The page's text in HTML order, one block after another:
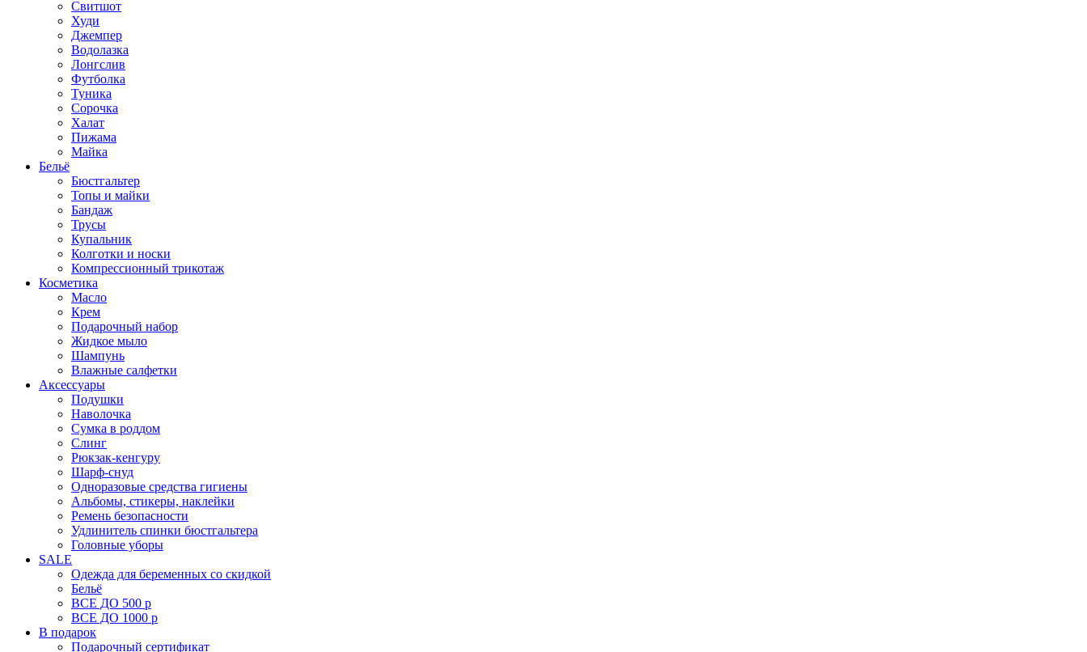
Свитшот
Худи
Джемпер
Водолазка
Лонгслив
Футболка
Туника
Сорочка
Халат
Пижама
Майка
Бельё
Бюстгальтер
Топы и майки
Бандаж
Трусы
Купальник
Колготки и носки
Компрессионный трикотаж
Косметика
Масло
Крем
Подарочный набор
Жидкое мыло
Шампунь
Влажные салфетки
Аксессуары
Подушки
Наволочка
Сумка в роддом
Cлинг
Рюкзак-кенгуру
Шарф-снуд
Одноразовые средства гигиены
Альбомы, стикеры, наклейки
Ремень безопасности
Удлинитель спинки бюстгальтера
Головные уборы
SALE
Одежда для беременных со скидкой
Бельё
ВСЕ ДО 500 р
ВСЕ ДО 1000 р
В подарок
Подарочный сертификат